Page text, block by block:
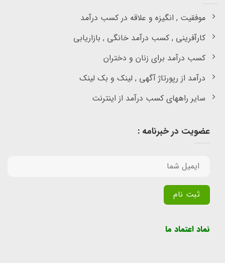
موفقیت , انگیزه و علاقه در کسب درآمد
کارآفرینی , کسب درآمد خانگی , بازاریابی
کسب درآمد برای زنان و دختران
درآمد از رپورتاژ آگهی , لینک و بک لینک
سایر راههای کسب درآمد از اینترنت
عضویت در خبرنامه :
نماد اعتماد ما